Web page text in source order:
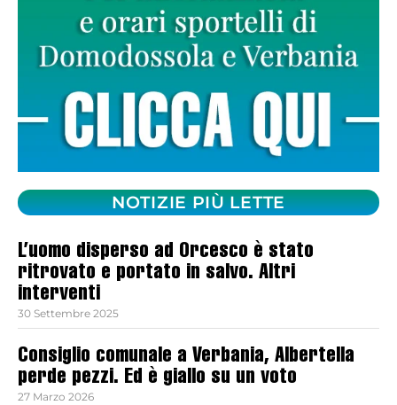
NOTIZIE PIÙ LETTE
L’uomo disperso ad Orcesco è stato
ritrovato e portato in salvo. Altri
interventi
30 Settembre 2025
Consiglio comunale a Verbania, Albertella
perde pezzi. Ed è giallo su un voto
27 Marzo 2026